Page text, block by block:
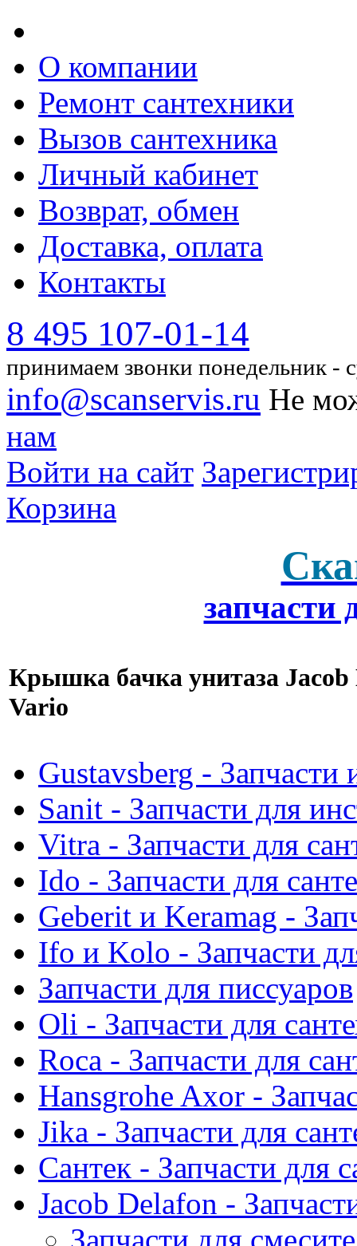
О компании
Ремонт сантехники
Вызов сантехника
Личный кабинет
Возврат, обмен
Доставка, оплата
Контакты
8 495 107-01-14
принимаем звонки понедельник -
info@scanservis.ru Не
нам
Войти на сайт
Корзина
запчасти
Крышка бачка унитаза Jacob
Vario
Gustavsberg - Запчасти
Sanit - Запчасти для
Vitra - Запчасти для
Ido - Запчасти для
Geberit и Keramag -
Ifo и Kolo - Запчасти
Запчасти для писсуаров
Oli - Запчасти для
Roca - Запчасти для
Hansgrohe Axor -
Jika - Запчасти для
Сантек - Запчасти для
Jacob Delafon -
Запчасти для